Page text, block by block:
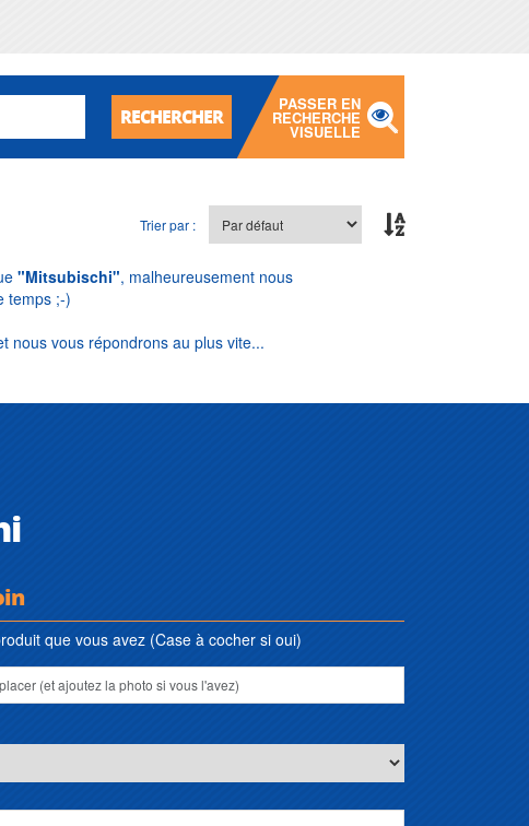
RECHERCHER
PASSER EN
RECHERCHE
VISUELLE
Trier par :
"Mitsubischi", malheureusement nous
temps ;-)
nous vous répondrons au plus vite...
que vous avez (Case à cocher si oui)